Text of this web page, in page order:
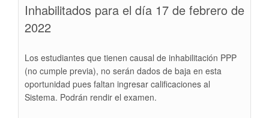
DIPLOMADO
EN
LA
DOCENCIA
Inhabilitados para el día 17 de febrero de
2022
Los estudiantes que tienen causal de inhabilitación PPP
(no cumple previa), no serán dados de baja en esta
oportunidad pues faltan ingresar calificaciones al
Sistema. Podrán rendir el examen.